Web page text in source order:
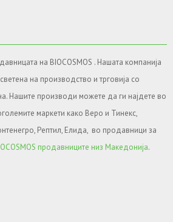
на BIOCOSMOS . Нашата компанија
на производство и трговија со
Нашите производи можете да ги најдете во
маркети како Веро и Тинекс,
Рептил, Елида, во продавници за
продавниците низ Македонија.